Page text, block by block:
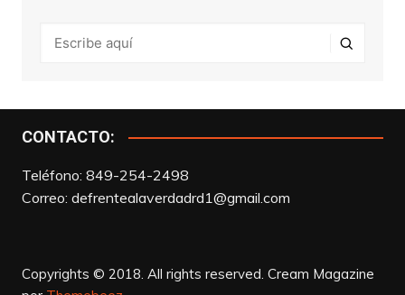
CONTACTO:
Teléfono: 849-254-2498
Correo: defrentealaverdadrd1@gmail.com
Copyrights © 2018. All rights reserved. Cream Magazine